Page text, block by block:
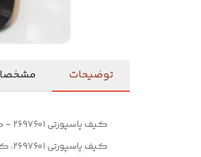
توضیحات
کیف پاسپورتی ۲۶۹۷۶۰۱ - کیف آذرخش
کیف پاسپورتی ۲۶۹۷۶۰۱، کیفی کوچک و کاربردی برای نگهداری مدارک و کارت‌ها. مناسب مسافرت و استفاده روزمره. طراحی جمع‌وجور و سبک.